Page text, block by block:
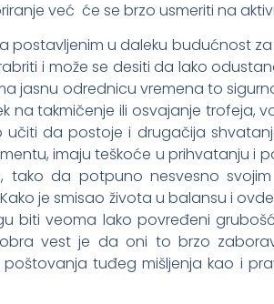
već će se brzo usmeriti na
u daleku budućnost
i može se desiti da lako
jasnu odrednicu vremena to
na takmičenje ili osvajanje trofeja,
da postoje i drugačija
imaju teškoće u prihvatanju i
tako da potpuno nesvesno
je smisao života u balansu i
biti veoma lako povređeni
vest je da oni to brzo
tuđeg mišljenja kao i